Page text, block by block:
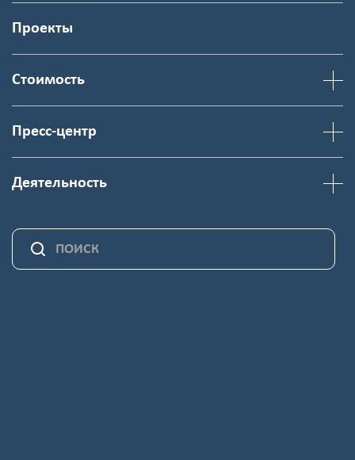
Проекты
Стоимость
Пресс-центр
Деятельность